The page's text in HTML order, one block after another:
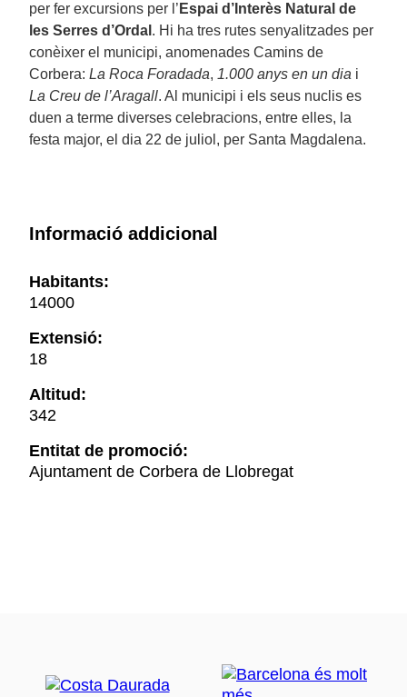
per fer excursions per l’ Espai d’Interès Natural de
les Serres d’Ordal . Hi ha tres rutes senyalitzades per
conèixer el municipi, anomenades Camins de
Corbera: La Roca Foradada, 1.000 anys en un dia i
La Creu de l’Aragall. Al municipi i els seus nuclis es
duen a terme diverses celebracions, entre elles, la
festa major, el dia 22 de juliol, per Santa Magdalena.
Informació addicional
Habitants:
14000
Extensió:
18
Altitud:
342
Entitat de promoció:
Ajuntament de Corbera de Llobregat